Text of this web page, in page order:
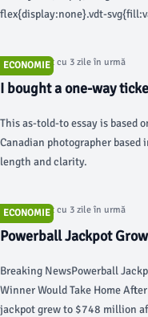
flex{display:none}.vdt-
=
ga_data.route.ssts.split('/');
vdShow =
show/hide elements if
vdHide.hidden = false; } });
} else { if (window.newrelic)
catch (e) { if
Arizona Buc-ee's. Here's what
ECONOMIE
Articol postat cu 3 zile în urmă
I bought a one-way
This as-told-to essay is based
Canadian photographer based
length and clarity.
ECONOMIE
Articol postat cu 3 zile în urmă
Powerball Jackpot
Breaking NewsPowerball
Winner Would Take Home
jackpot grew to $748 million